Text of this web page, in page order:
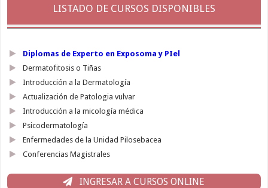
LISTADO DE CURSOS DISPONIBLES
Diplomas de Experto en Exposoma y PIel
Dermatofitosis o Tiñas
Introducción a la Dermatología
Actualización de Patologia vulvar
Introducción a la micología médica
Psicodermatología
Enfermedades de la Unidad Pilosebacea
Conferencias Magistrales
INGRESAR A CURSOS ONLINE